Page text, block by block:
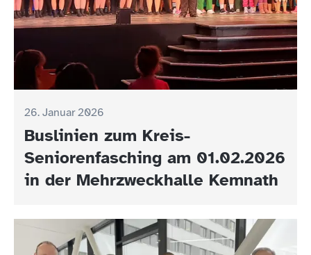
26. Januar 2026
Buslinien zum Kreis-
Seniorenfasching am 01.02.2026
in der Mehrzweckhalle Kemnath